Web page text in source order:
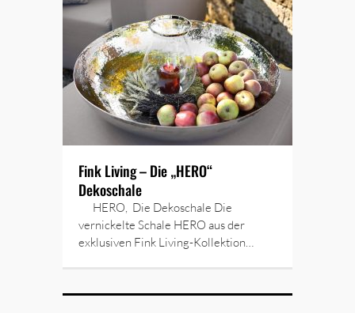
Fink Living – Die „HERO“
Dekoschale
HERO, Die Dekoschale Die
vernickelte Schale HERO aus der
exklusiven Fink Living-Kollektion…